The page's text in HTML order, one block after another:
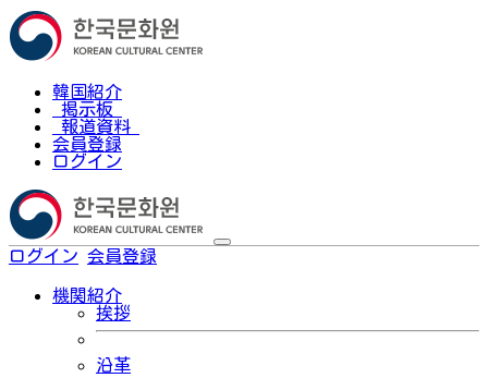
韓国紹介
掲示板
報道資料
会員登録
ログイン
ログイン 会員登録
機関紹介
挨拶
沿革